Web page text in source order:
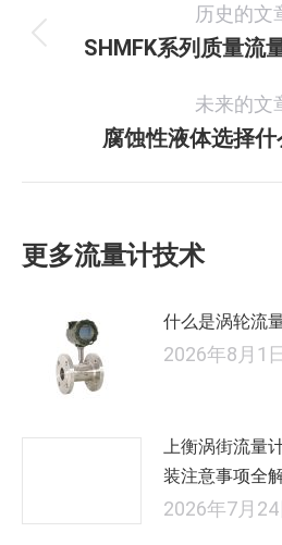
章
历史的文
历
的
文
SHMFK系列质量流
未来的文
未
腐蚀性液体选择什
更多流量计技术
什么是涡轮流
2026年8月1
上衡涡街流量
装注意事项全
2026年7月24